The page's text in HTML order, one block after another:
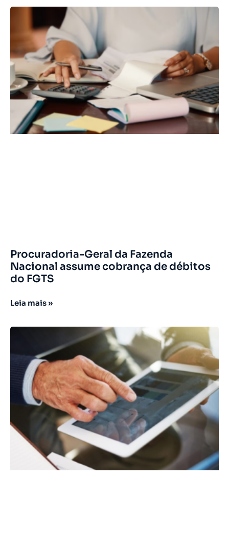
Procuradoria-Geral da Fazenda
Nacional assume cobrança de débitos
do FGTS
Leia mais »